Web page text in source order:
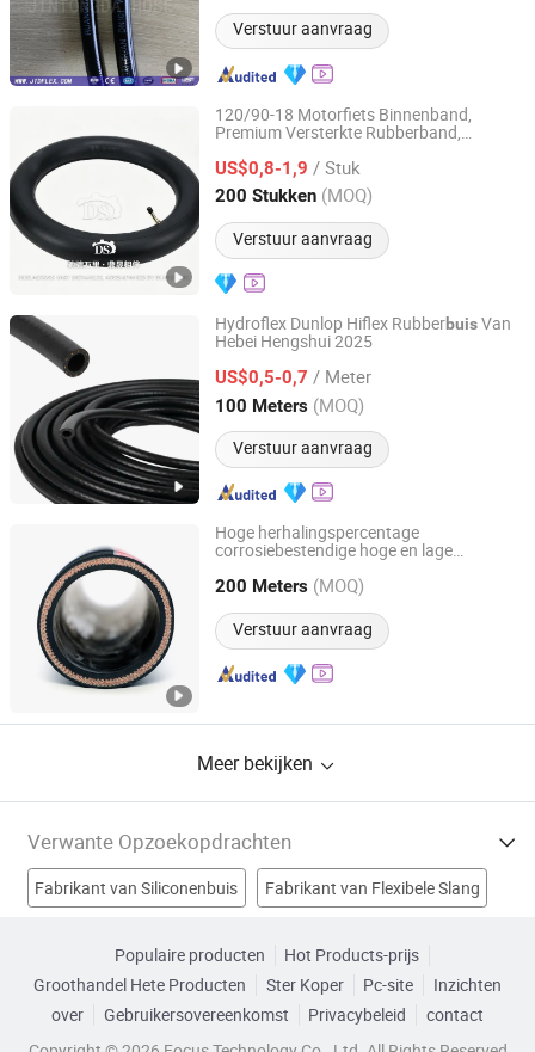
Verstuur aanvraag
120/90-18 Motorfiets Binnenband,
Premium Versterkte Rubberband,
Luchtbehoud Binnenband voor
Motorfiets
US$0,8-1,9 / Stuk
200 Stukken (MOQ)
Verstuur aanvraag
Qingdao Dingsheng Yitong Industry and Trade Co., Ltd
Shandong, China Sinds 2026
Hydroflex Dunlop Hiflex RubberbuisVan
Hebei Hengshui 2025
US$0,5-0,7 / Meter
100 Meters (MOQ)
Verstuur aanvraag
Hebei Changnuowei Machinery Co., Ltd
Hebei, China Sinds 2025
Hoge herhalingspercentage
corrosiebestendige hoge en lage
olietransport
200 Meters (MOQ)
Verstuur aanvraag
Qingdao Hyrotech Rubber & Plastic Products Co., Ltd.
Shandong, China Sinds 2013
Meer bekijken
Verwante Opzoekopdrachten
Fabrikant van Siliconenbuis Fabrikant van Flexibele Slang
Fabrikant van Rubberen Bandenbuis
Populaire producten
Hot Products-prijs
Groothandel Hete Producten
Ster Koper Pc-site
Inzichten
over
Gebruikersovereenkomst Privacybeleid
contact